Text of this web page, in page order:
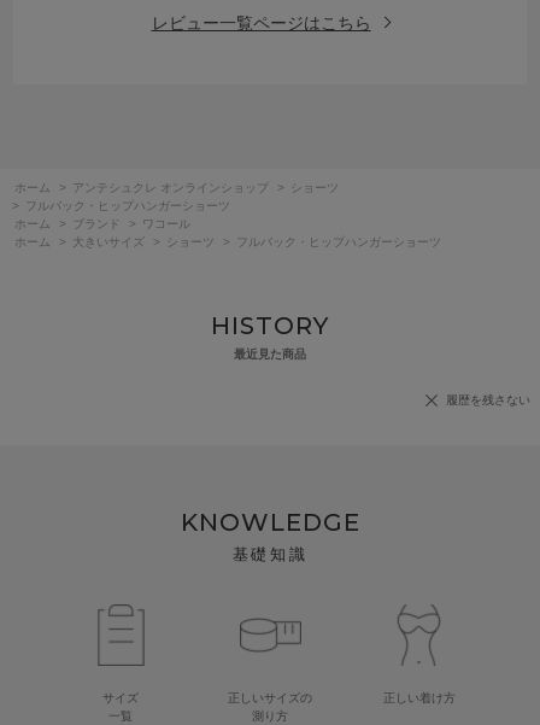
レビュー一覧ページはこちら
ホーム > アンテシュクレ オンラインショップ >
ショーツ
>
フルバック・ヒップハンガーショーツ
ホーム
> ブランド >
ワコール
ホーム
> 大きいサイズ > ショーツ > フルバック・ヒップハンガーショーツ
HISTORY
最近見た商品
履歴を残さない
KNOWLEDGE
基礎知識
サイズ
一覧
正しいサイズの
測り方
正しい着け方